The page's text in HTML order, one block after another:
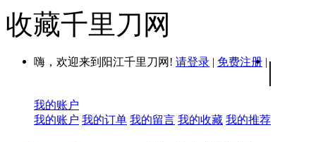
收藏千里刀网
嗨，欢迎来到阳江千里刀网! 请登录 | 免费注册 | |
我的账户
我的账户 我的订单 我的留言 我的收藏 我的推荐